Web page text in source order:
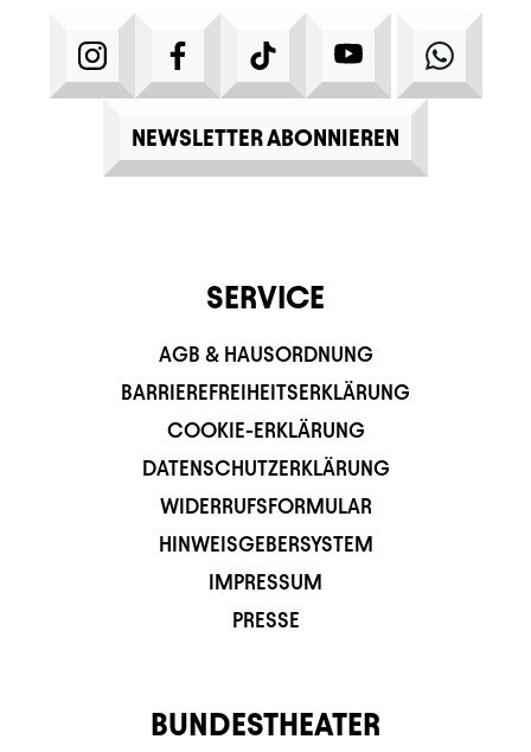
INSTAGRAMFACEBOOKTIKTOK YOUTUBE
NEWSLETTER ABONNIEREN
SERVICE
AGB & HAUSORDNUNG
BARRIEREFREIHEITSERKLÄRUNG
COOKIE-ERKLÄRUNG
DATENSCHUTZERKLÄRUNG
WIDERRUFSFORMULAR
HINWEISGEBERSYSTEM
IMPRESSUM
PRESSE
BUNDESTHEATER